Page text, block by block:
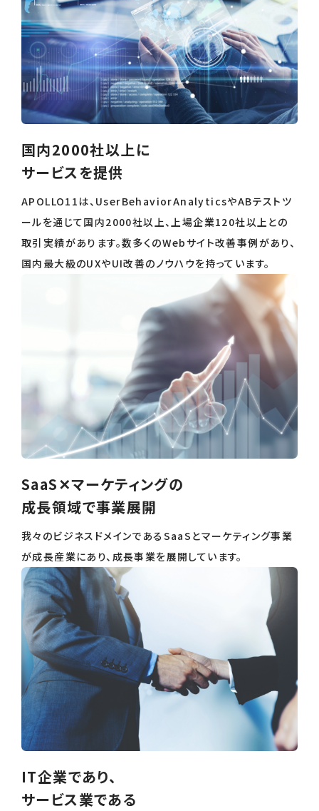
国内2000社以上に
サービスを提供
APOLLO11は、UserBehaviorAnalyticsやABテストツ
ールを通じて国内2000社以上、上場企業120社以上との
取引実績があります。数多くのWebサイト改善事例があり、
国内最大級のUXやUI改善のノウハウを持っています。
SaaS✕マーケティングの
成長領域で事業展開
我々のビジネスドメインであるSaaSとマーケティング事業
が成長産業にあり、成長事業を展開しています。
IT企業であり、
サービス業である